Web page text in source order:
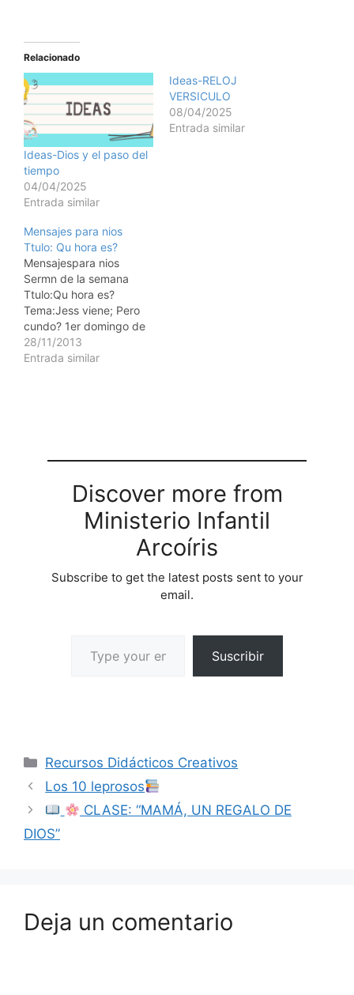
Relacionado
Ideas-Dios y el paso del
tiempo
04/04/2025
Entrada similar
Ideas-RELOJ
VERSICULO
08/04/2025
Entrada similar
Mensajes para nios
Ttulo: Qu hora es?
Mensajespara nios
Sermn de la semana
Ttulo:Qu hora es?
Tema:Jess viene; Pero
cundo? 1er domingo de
Adviento, Ao A
Objeto:Un reloj analgico.
28/11/2013
Entrada similar
Discover more from
Ministerio Infantil
Arcoíris
Subscribe to get the latest posts sent to your
email.
Suscribir
Recursos Didácticos Creativos
Los 10 leprosos
CLASE: “MAMÁ, UN REGALO DE
DIOS”
Deja un comentario